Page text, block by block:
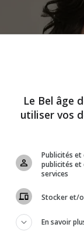
Le Bel âge
utiliser vos
Publicités et
publicités et
services
Stocker et/
En savoir